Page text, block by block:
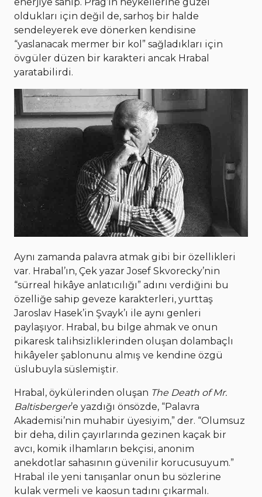
oldukları için değil de, sarhoş bir halde
sendeleyerek eve dönerken kendisine
“yaslanacak mermer bir kol” sağladıkları için
övgüler düzen bir karakteri ancak Hrabal
yaratabilirdi.
Aynı zamanda palavra atmak gibi bir özellikleri
var. Hrabal’ın, Çek yazar Josef Skvorecky’nin
“sürreal hikâye anlatıcılığı” adını verdiğini bu
özelliğe sahip geveze karakterleri, yurttaş
Jaroslav Hasek’in Şvayk’ı ile aynı genleri
paylaşıyor. Hrabal, bu bilge ahmak ve onun
pikaresk talihsizliklerinden oluşan dolambaçlı
hikâyeler şablonunu almış ve kendine özgü
üslubuyla süslemiştir.
Hrabal, öykülerinden oluşan The Death of Mr.
Baltisberger’e yazdığı önsözde, “Palavra
Akademisi’nin muhabir üyesiyim,” der. “Olumsuz
bir deha, dilin çayırlarında gezinen kaçak bir
avcı, komik ilhamların bekçisi, anonim
anekdotlar sahasının güvenilir korucusuyum.”
Hrabal ile yeni tanışanlar onun bu sözlerine
kulak vermeli ve kaosun tadını çıkarmalı.